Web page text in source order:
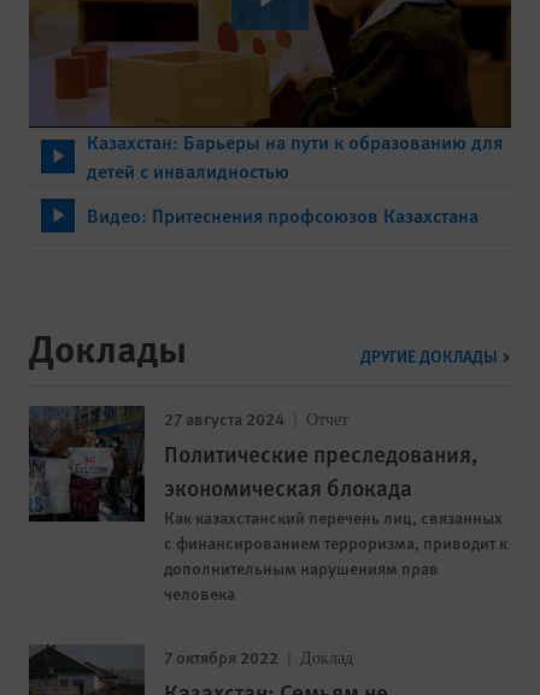
Казахстан: Барьеры на пути к образованию для
детей с инвалидностью
Видео: Притеснения профсоюзов Казахстана
Доклады ДРУГИЕ ДОКЛАДЫ
27 августа 2024 Отчет
Политические преследования,
экономическая блокада
Как казахстанский перечень лиц, связанных
с финансированием терроризма, приводит к
дополнительным нарушениям прав
человека
7 октября 2022 Доклад